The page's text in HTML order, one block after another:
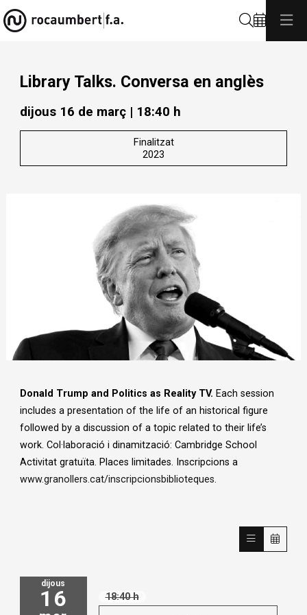
Library Talks. Conversa en anglès
dijous 16 de març | 18:40 h
Finalitzat
2023
Donald Trump and Politics as Reality TV. Each session
includes a presentation of the life of an historical figure
followed by a discussion of a topic related to their life’s
work. Col·laboració i dinamització: Cambridge School
Activitat gratuïta. Places limitades. Inscripcions a
www.granollers.cat/inscripcionsbiblioteques.
dijous
16 18:40 h